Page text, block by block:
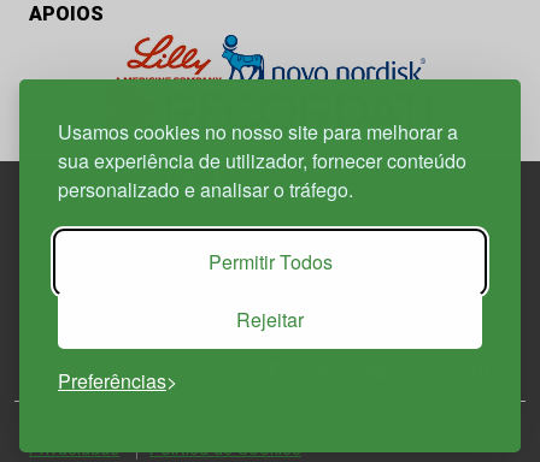
Usamos cookies no nosso site para melhorar a
sua experiência de utilizador, fornecer conteúdo
personalizado e analisar o tráfego.
Permitir Todos
Rejeitar
Preferências
APOIOS
Edif. Lisboa Oriente | Av. Infante D. Henrique, n.º 333H, esc.
1800-282 Lisboa | Portugal
Privacidade
Política de Cookies